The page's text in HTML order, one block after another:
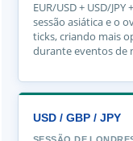
EUR/USD + USD/
sessão asiática e o
ticks, criando mais
durante eventos de
USD / GBP / JPY